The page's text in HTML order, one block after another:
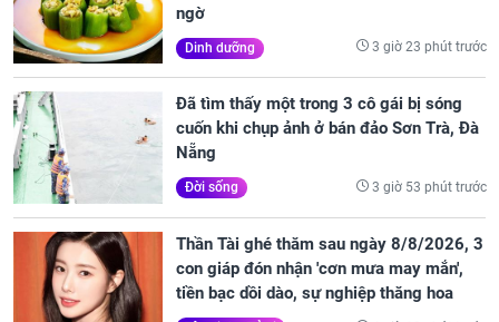
ngờ
Dinh dưỡng 3 giờ 23 phút trước
Đã tìm thấy một trong 3 cô gái bị sóng
cuốn khi chụp ảnh ở bán đảo Sơn Trà, Đà
Nẵng
Đời sống 3 giờ 53 phút trước
Thần Tài ghé thăm sau ngày 8/8/2026, 3
con giáp đón nhận 'cơn mưa may mắn',
tiền bạc dồi dào, sự nghiệp thăng hoa